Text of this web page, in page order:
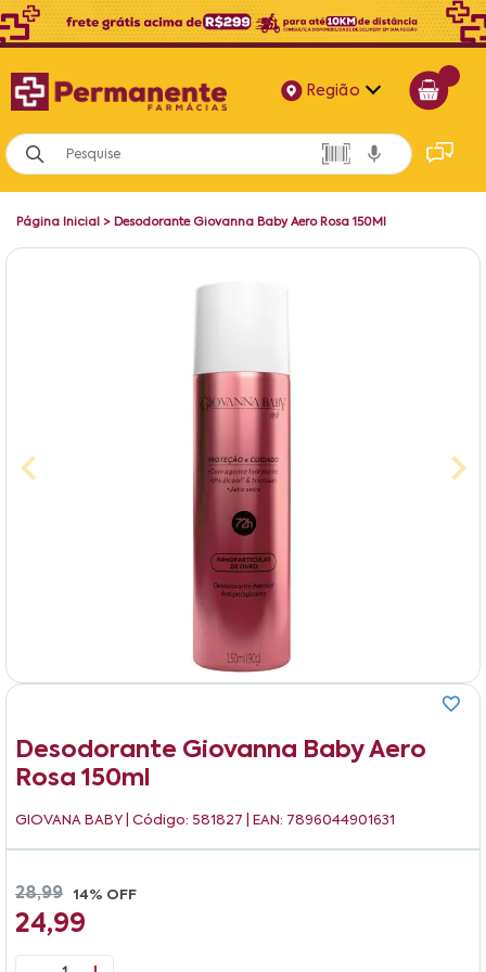
Região
Alagoas
Bahia
Página Inicial > Desodorante Giovanna Baby Aero Rosa 150Ml
Desodorante Giovanna Baby Aero
Rosa 150ml
GIOVANA BABY | Código: 581827 | EAN: 7896044901631
28,99 14% OFF
24,99